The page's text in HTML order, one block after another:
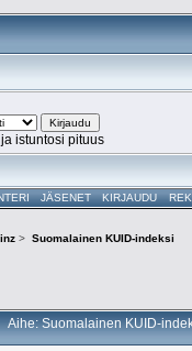
istuntosi pituus
JÄSENET KIRJAUDU
> Suomalainen KUID-indeksi
Aihe: Suomalainen KUID-